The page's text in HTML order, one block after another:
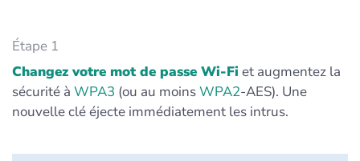
Étape 1
Changez votre mot de passe Wi‑Fi et augmentez la
sécurité à WPA3 (ou au moinsWPA2‑AES). Une
nouvelle clé éjecte immédiatement les intrus.